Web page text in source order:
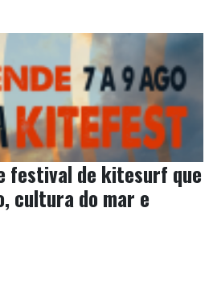
festival de kitesurf que
cultura do mar e